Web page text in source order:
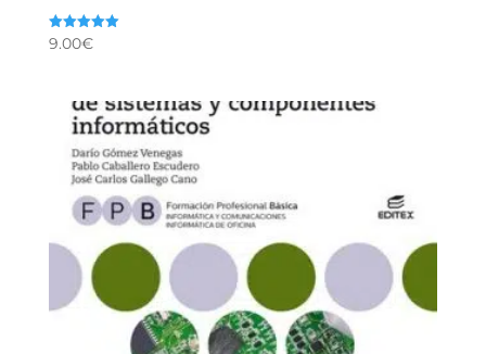
Valorado
con
9.00€